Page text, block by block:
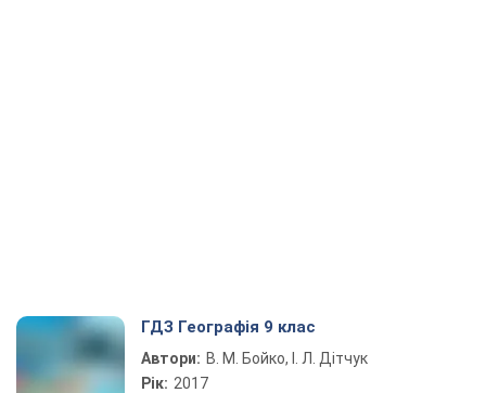
ГДЗ Географія 9 клас
Автори: В. М. Бойко, І. Л. Дітчук
Рік: 2017